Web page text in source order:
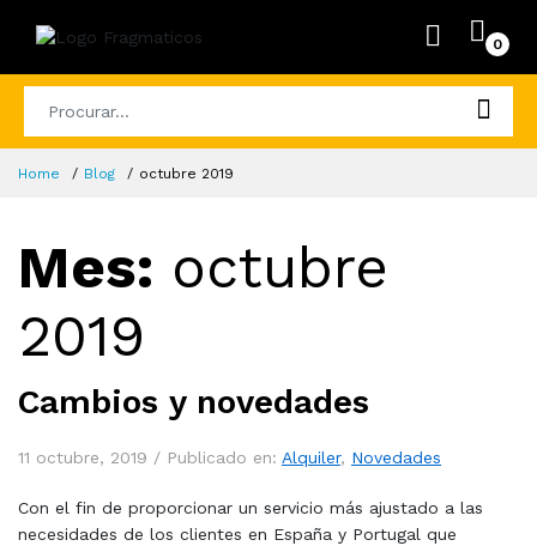
0
Home Blog octubre 2019
Mes: octubre
2019
Cambios y novedades
11 octubre, 2019 / Publicado en: Alquiler, Novedades
Con el fin de proporcionar un servicio más ajustado a las
necesidades de los clientes en España y Portugal que